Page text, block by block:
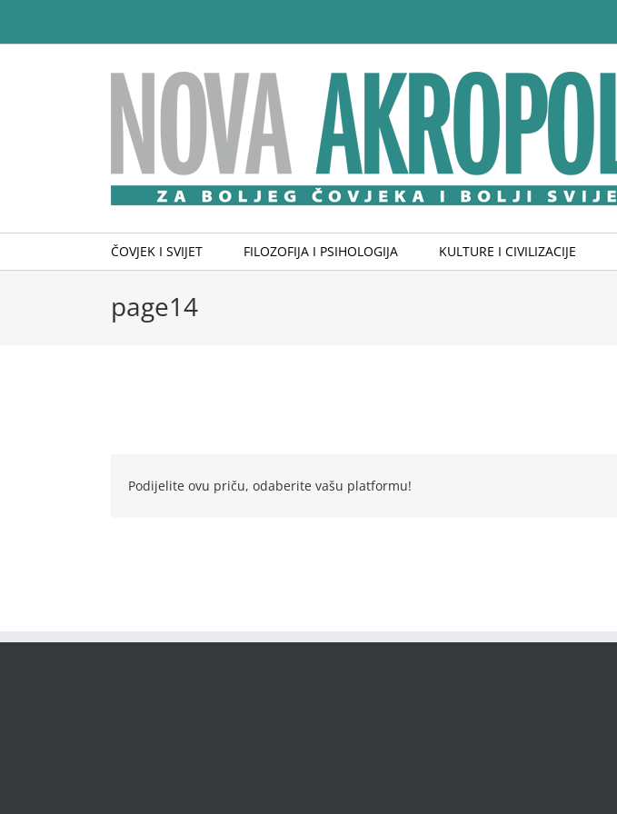
content
ČOVJEK I SVIJET FILOZOFIJA I PSIHOLOGIJA KULTURE I CIVILIZACIJE
page14
Podijelite ovu priču, odaberite vašu platformu!